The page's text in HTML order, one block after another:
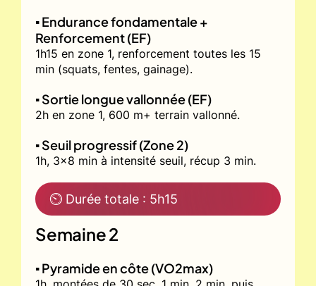
▪️ Endurance fondamentale +
Renforcement (EF)
1h15 en zone 1, renforcement toutes les 15
min (squats, fentes, gainage).
▪️ Sortie longue vallonnée (EF)
2h en zone 1, 600 m+ terrain vallonné.
▪️ Seuil progressif (Zone 2)
1h, 3x8 min à intensité seuil, récup 3 min.
⏲ Durée totale : 5h15
Semaine 2
▪️ Pyramide en côte (VO2max)